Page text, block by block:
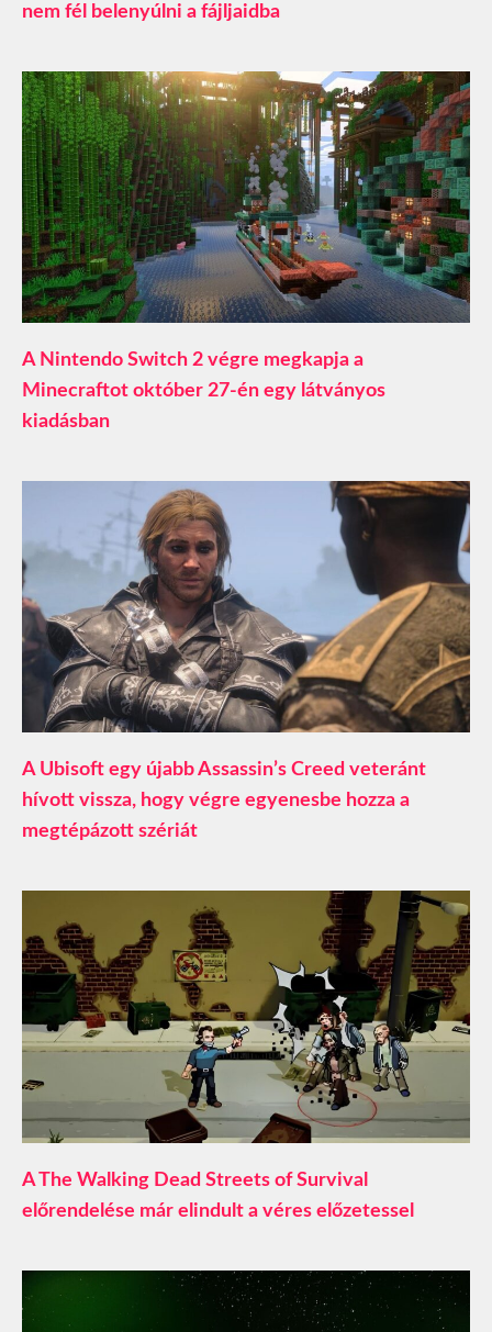
nem fél belenyúlni a fájljaidba
A Nintendo Switch 2 végre megkapja a
Minecraftot október 27-én egy látványos
kiadásban
A Ubisoft egy újabb Assassin’s Creed veteránt
hívott vissza, hogy végre egyenesbe hozza a
megtépázott szériát
A The Walking Dead Streets of Survival
előrendelése már elindult a véres előzetessel